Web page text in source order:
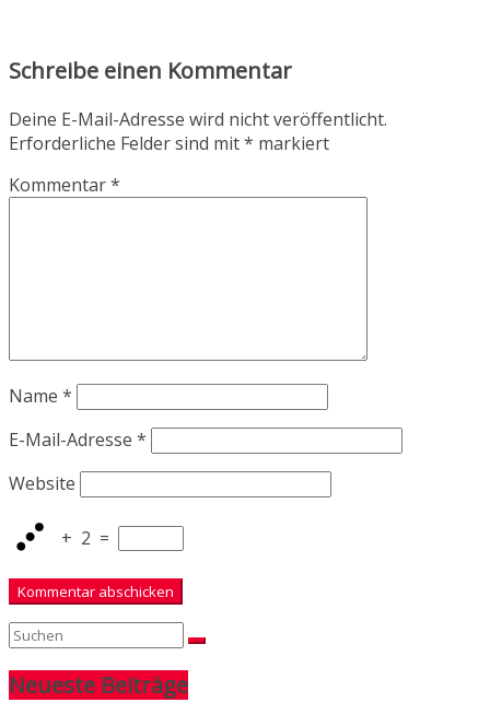
Schreibe einen Kommentar
Deine E-Mail-Adresse wird nicht veröffentlicht.
Erforderliche Felder sind mit* markiert
Kommentar*
Name *
E-Mail-Adresse *
Website
+ 2 =
Neueste Beiträge